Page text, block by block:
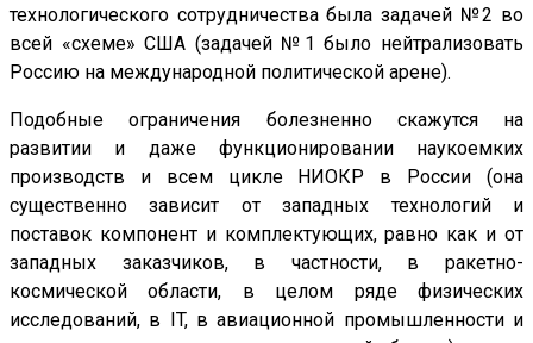
технологического сотрудничества была задачей №2 во
всей «схеме» США (задачей №1 было нейтрализовать
Россию на международной политической арене).
Подобные ограничения болезненно скажутся на
развитии и даже функционировании наукоемких
производств и всем цикле НИОКР в России (она
существенно зависит от западных технологий и
поставок компонент и комплектующих, равно как и от
западных заказчиков, в частности, в ракетно-
космической области, в целом ряде физических
исследований, в IT, в авиационной промышленности и